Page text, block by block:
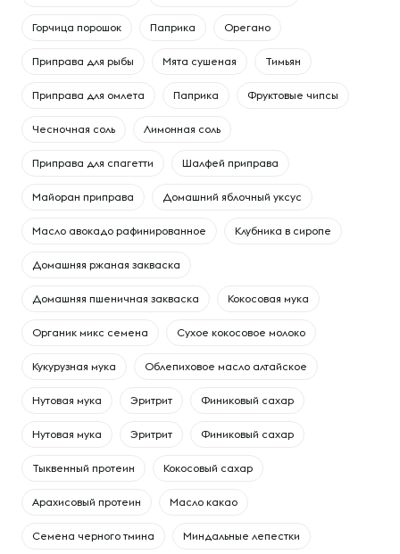
Горчица порошок Паприка Орегано
Приправа для рыбы Мята сушеная Тимьян
Приправа для омлета Паприка Фруктовые чипсы
Чесночная соль Лимонная соль
Приправа для спагетти Шалфей приправа
Майоран приправа Домашний яблочный уксус
Масло авокадо рафинированное Клубника в сиропе
Домашняя ржаная закваска
Домашняя пшеничная закваска Кокосовая мука
Органик микс семена Сухое кокосовое молоко
Кукурузная мука Облепиховое масло алтайское
Нутовая мука Эритрит Финиковый сахар
Нутовая мука Эритрит Финиковый сахар
Тыквенный протеин Кокосовый сахар
Арахисовый протеин Масло какао
Семена черного тмина Миндальные лепестки